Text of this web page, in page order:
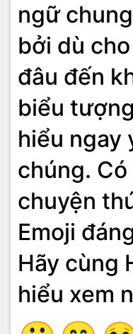
ngữ
bởi dù
đâu đến
biểu
hiểu ngay
chúng.
chuyện
Emoji
Hãy cùng
hiểu xem